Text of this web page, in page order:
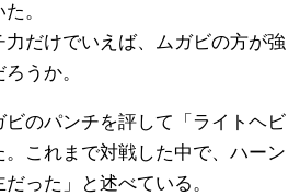
。
だけでいえば、ムガビの方が強
うか。
のパンチを評して「ライトヘビ
これまで対戦した中で、ハーン
った」と述べている。